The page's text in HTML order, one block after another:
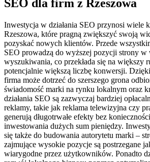
SEO dla firm z Rzeszowa
Inwestycja w działania SEO przynosi wiele
Rzeszowa, które pragną zwiększyć swoją
pozyskać nowych klientów. Przede
SEO prowadzą do wyższej pozycji strony w
wyszukiwania, co przekłada się na większy
potencjalnie większą liczbę konwersji.
firma może dotrzeć do szerszego grona
świadomość marki na rynku lokalnym oraz
działania SEO są zazwyczaj bardziej
reklamy, takie jak reklama telewizyjna czy
generują długotrwałe efekty bez
inwestowania dużych sum pieniędzy.
się także do budowania autorytetu marki –
zajmujące wysokie pozycje są postrzegane
wiarygodne przez użytkowników. Ponadto